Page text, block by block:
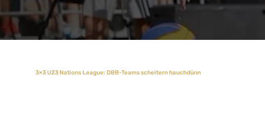
3×3 U23 Nations League: DBB-Teams scheitern hauchdünn